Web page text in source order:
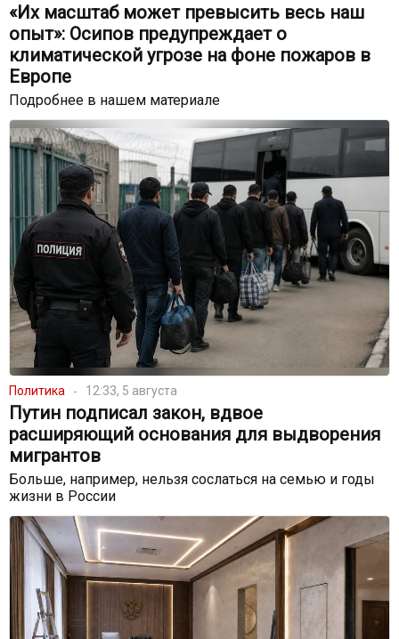
«Их масштаб может превысить весь наш
опыт»: Осипов предупреждает о
климатической угрозе на фоне пожаров в
Европе
Подробнее в нашем материале
Политика 12:33, 5 августа
Путин подписал закон, вдвое
расширяющий основания для выдворения
мигрантов
Больше, например, нельзя сослаться на семью и годы
жизни в России